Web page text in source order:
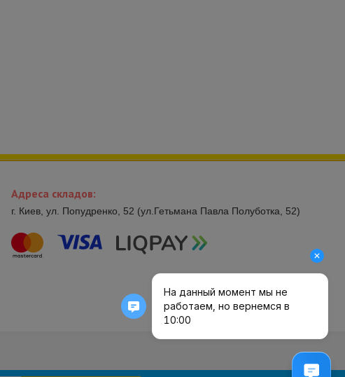
Адреса складов:
г. Киев, ул. Попудренко, 52 (ул.Гетьмана Павла Полуботка, 52)